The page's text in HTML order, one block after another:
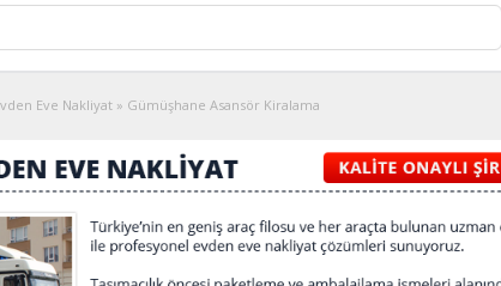
Eve Nakliyat » Gümüşhane Asansör Kiralama